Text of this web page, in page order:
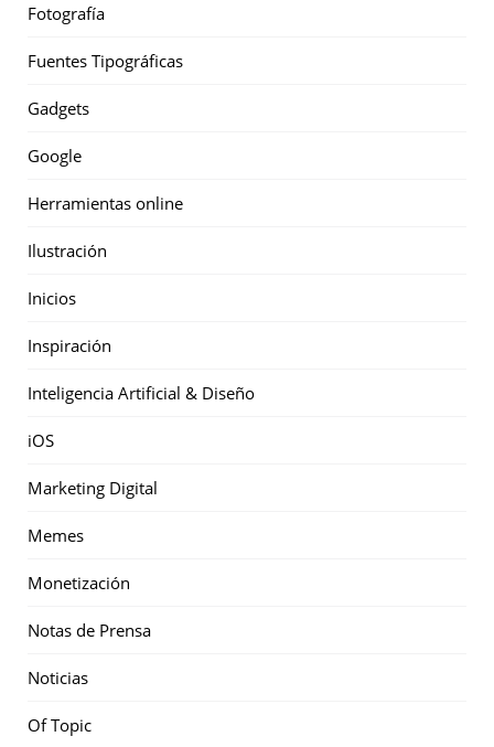
Fotografía
Fuentes Tipográficas
Gadgets
Google
Herramientas online
Ilustración
Inicios
Inspiración
Inteligencia Artificial & Diseño
iOS
Marketing Digital
Memes
Monetización
Notas de Prensa
Noticias
Of Topic